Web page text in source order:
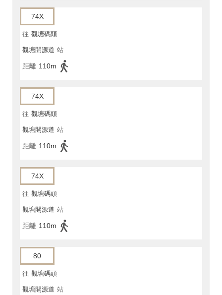
74X
往 觀塘碼頭
觀塘開源道 站
距離 110m
74X
往 觀塘碼頭
觀塘開源道 站
距離 110m
74X
往 觀塘碼頭
觀塘開源道 站
距離 110m
80
往 觀塘碼頭
觀塘開源道 站